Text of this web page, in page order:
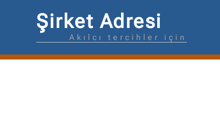
Şirket Adresi
Akılcı tercihler için